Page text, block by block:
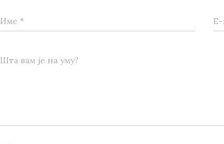
Име *
Шта вам је на уму?